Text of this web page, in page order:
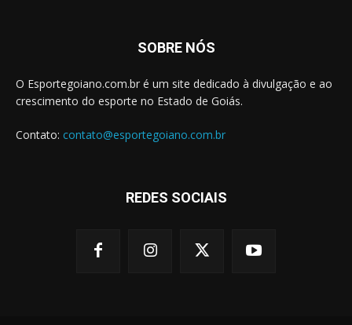
SOBRE NÓS
O Esportegoiano.com.br é um site dedicado à divulgação e ao
crescimento do esporte no Estado de Goiás.
Contato: contato@esportegoiano.com.br
REDES SOCIAIS